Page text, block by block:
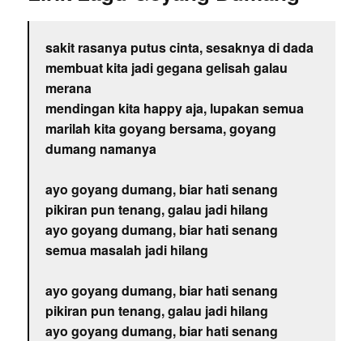
sakit rasanya putus cinta, sesaknya di dada
membuat kita jadi gegana gelisah galau
merana
mendingan kita happy aja, lupakan semua
marilah kita goyang bersama, goyang
dumang namanya
ayo goyang dumang, biar hati senang
pikiran pun tenang, galau jadi hilang
ayo goyang dumang, biar hati senang
semua masalah jadi hilang
ayo goyang dumang, biar hati senang
pikiran pun tenang, galau jadi hilang
ayo goyang dumang, biar hati senang